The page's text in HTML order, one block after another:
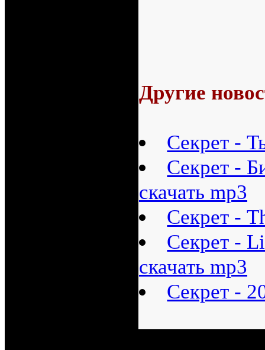
Другие
Секрет -
Секрет -
скачать mp3
Секрет -
Секрет -
скачать mp3
Секрет -